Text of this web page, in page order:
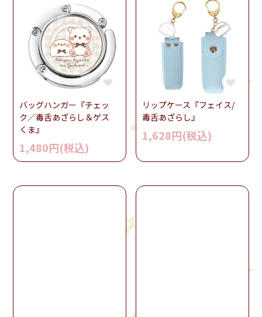
バッグハンガー『チェッ
ク／毒舌あざらし＆ゲス
くま』
1,480円(税込)
リップケース『フェイス/
毒舌あざらし』
1,628円(税込)